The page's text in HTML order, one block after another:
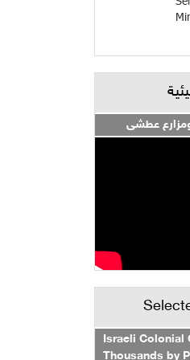
عطشى
Israeli Colonial
Thousands by